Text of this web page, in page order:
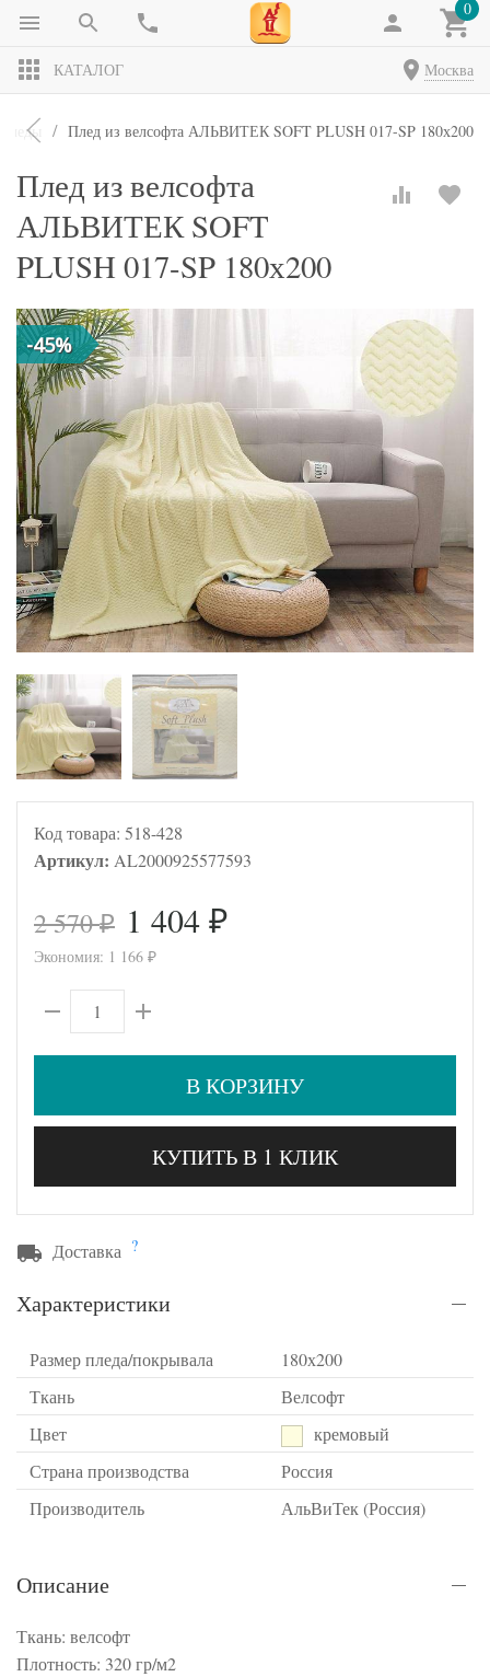
0
КАТАЛОГ Москва
Пледы Плед из велсофта АЛЬВИТЕК SOFT PLUSH 017-SP 180х200
Плед из велсофта
АЛЬВИТЕК SOFT
PLUSH 017-SP 180х200
-45%
Код товара: 518-428
Артикул: AL2000925577593
2 570₽ 1 404 ₽
Экономия: 1 166 ₽
В КОРЗИНУ
КУПИТЬ В 1 КЛИК
Доставка ?
Характеристики
Размер пледа/покрывала
180х200
Ткань
Велсофт
Цвет
кремовый
Страна производства
Россия
Производитель
АльВиТек (Россия)
Описание
Ткань: велсофт
Плотность: 320 гр/м2